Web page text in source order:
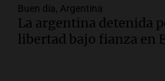
Audio.Detenidos
caso Barreler se
de la víctima
Buen día, Argentina
La argentina detenida
libertad bajo fianza en